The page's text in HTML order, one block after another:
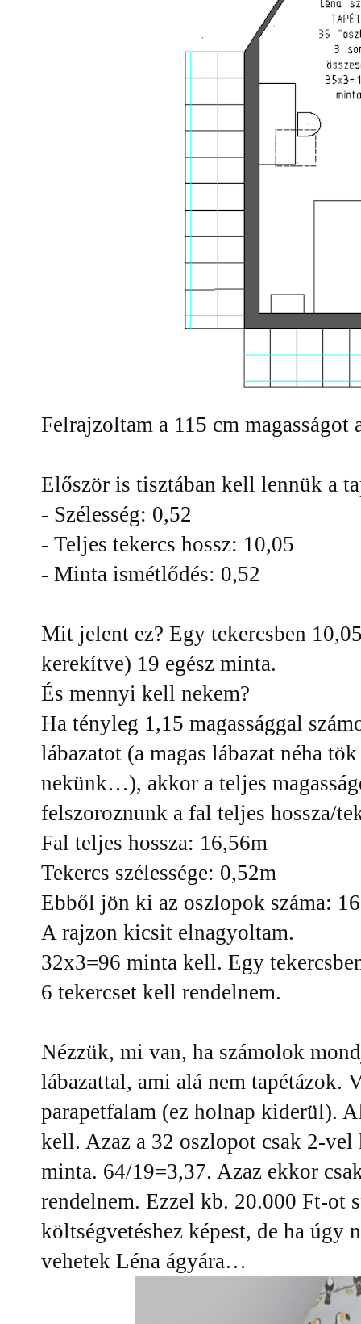
Felrajzoltam a 115 cm
Először is tisztában kell lennük a
- Szélesség: 0,52
- Teljes tekercs hossz: 10,05
- Minta ismétlődés: 0,52
Mit jelent ez? Egy tekercsben
kerekítve) 19 egész minta.
És mennyi kell nekem?
Ha tényleg 1,15 magassággal
lábazatot (a magas lábazat néha
nekünk…), akkor a teljes
felszoroznunk a fal teljes hossza/
Fal teljes hossza: 16,56m
Tekercs szélessége: 0,52m
Ebből jön ki az oszlopok száma:
A rajzon kicsit elnagyoltam.
32x3=96 minta kell. Egy
6 tekercset kell rendelnem.
Nézzük, mi van, ha számolok
lábazattal, ami alá nem tapétázok.
parapetfalam (ez holnap kiderül).
kell. Azaz a 32 oszlopot csak 2-
minta. 64/19=3,37. Azaz ekkor
rendelnem. Ezzel kb. 20.000 Ft-ot
költségvetéshez képest, de ha úgy
vehetek Léna ágyára…